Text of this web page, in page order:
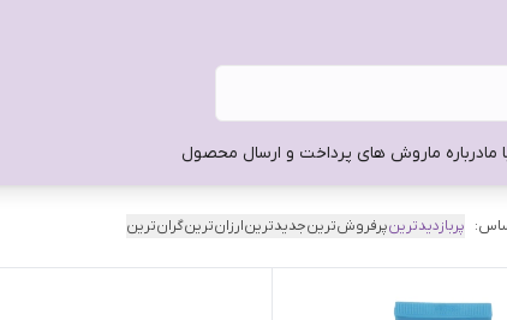
مادرباره ماروش های پرداخت و ارسال محصول
پربازدیدترینپرفروش‌ترینجدیدترینارزان‌ترینگران‌ترین